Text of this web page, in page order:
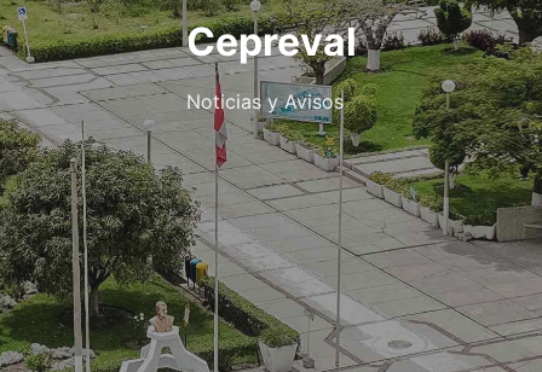
Cepreval
Noticias y Avisos